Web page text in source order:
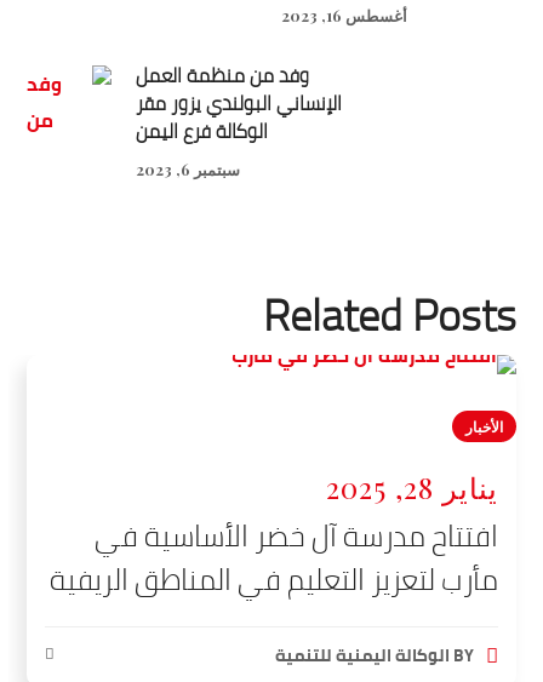
أغسطس 16, 2023
وفد من منظمة العمل
الإنساني البولندي يزور مقر
الوكالة فرع اليمن
سبتمبر 6, 2023
Related Posts
الأخبار
يناير 28, 2025
افتتاح مدرسة آل خضر الأساسية في
مأرب لتعزيز التعليم في المناطق الريفية
BYالوكالة اليمنية للتنمية